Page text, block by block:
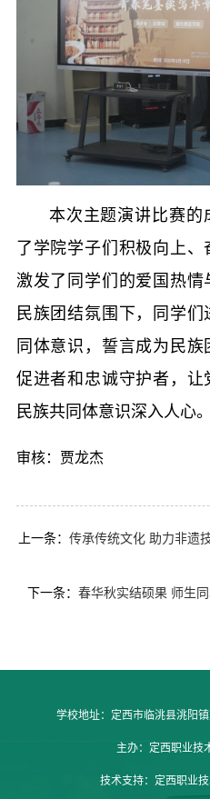
本次主题演讲比赛的
了学院学子们积极向上
激发了同学们的爱国热
民族团结氛围下，同学
同体意识，誓言成为民
促进者和忠诚守护者，
民族共同体意识深入人心。
审核：贾龙杰
上一条：传承传统文化 助力非遗
下一条：春华秋实结硕果 师生
学校地址：定西市临洮县洮阳
主办：定西职业技
技术支持：定西职业